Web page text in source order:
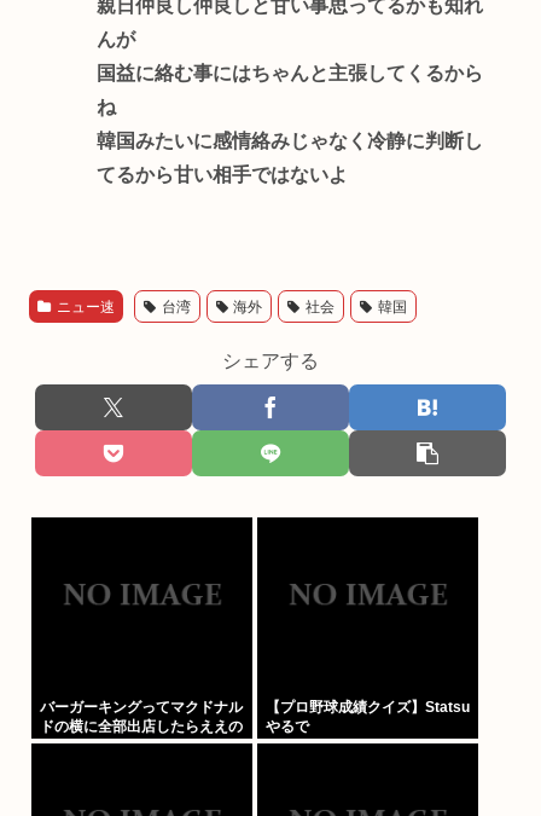
親日仲良し仲良しと甘い事思ってるかも知れ
んが
国益に絡む事にはちゃんと主張してくるから
ね
韓国みたいに感情絡みじゃなく冷静に判断し
てるから甘い相手ではないよ
ニュー速 台湾 海外 社会 韓国
シェアする
バーガーキングってマクドナル
ドの横に全部出店したらええの
にな
【プロ野球成績クイズ】Statsu
やるで